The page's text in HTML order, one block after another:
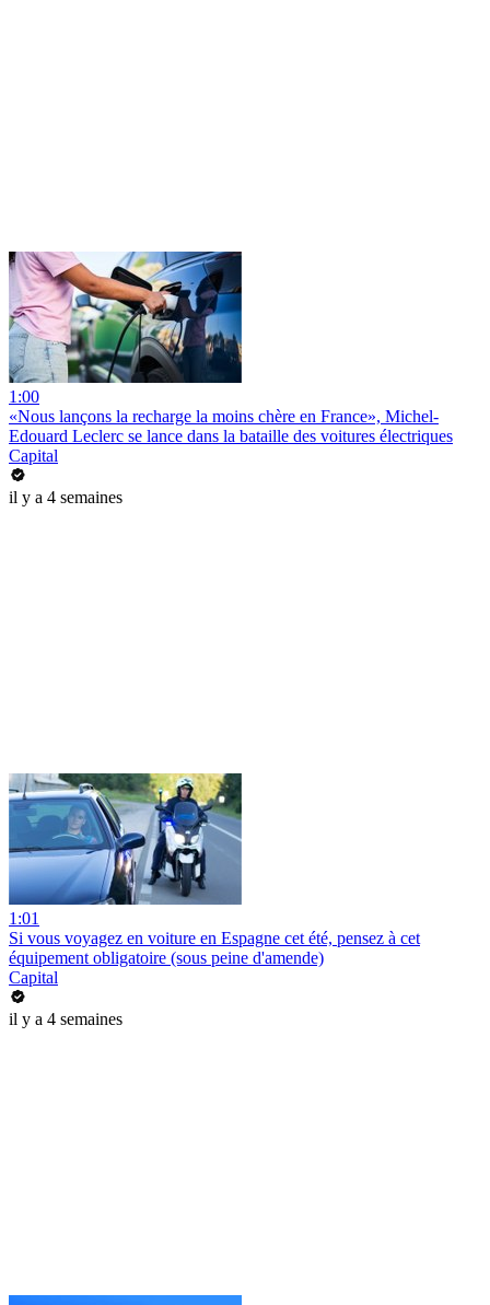
1:00
«Nous lançons la recharge la moins chère en France», Michel-
Edouard Leclerc se lance dans la bataille des voitures électriques
Capital
il y a 4 semaines
1:01
Si vous voyagez en voiture en Espagne cet été, pensez à cet
équipement obligatoire (sous peine d'amende)
Capital
il y a 4 semaines